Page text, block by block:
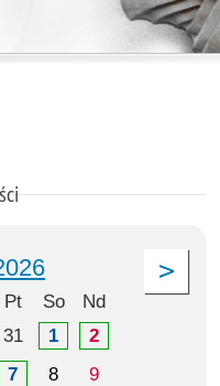
Pt So
Nd
31 1
2
7 8
9